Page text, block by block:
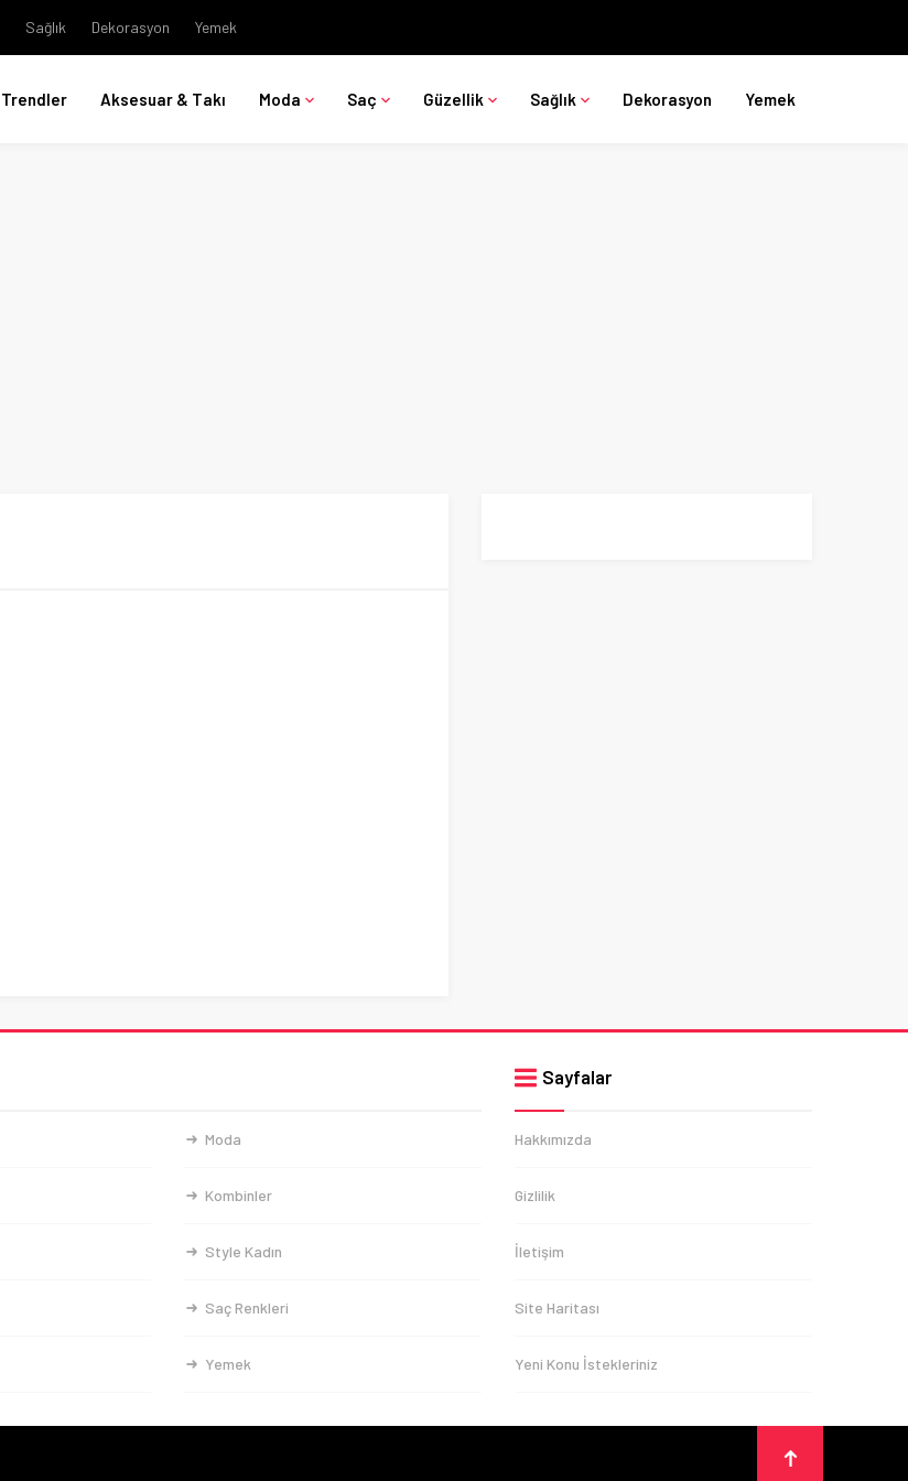
Sağlık Dekorasyon Yemek
Trendler Aksesuar & Takı Moda Saç Güzellik Sağlık Dekorasyon Yemek
Moda
Kombinler
Style Kadın
Saç Renkleri
Yemek
Sayfalar
Hakkımızda
Gizlilik
İletişim
Site Haritası
Yeni Konu İstekleriniz